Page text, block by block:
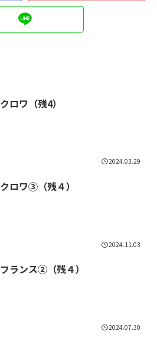
クロワ（残4）
2024.03.29
クロワ③（残４）
2024.11.03
フランス②（残４）
2024.07.30